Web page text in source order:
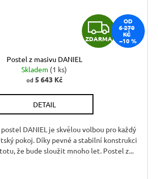
Z
D
A
ZDARMA
OD
6 270
KČ
–10 %
Postel z masivu DANIEL
Skladem (1 ks)
od 5 643 Kč
DETAIL
DANIEL je skvělou volbou pro každý
pokoj. Díky pevné a stabilní konstrukci
že bude sloužit mnoho let. Postel z...